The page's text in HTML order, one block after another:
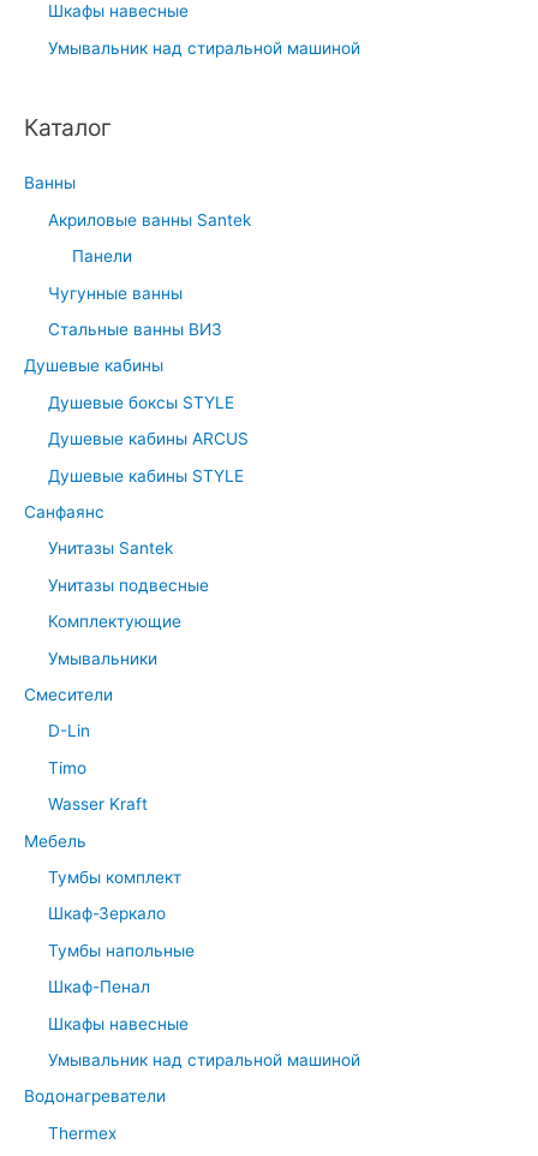
Шкафы навесные
Умывальник над стиральной машиной
Каталог
Ванны
Акриловые ванны Santek
Панели
Чугунные ванны
Стальные ванны ВИЗ
Душевые кабины
Душевые боксы STYLE
Душевые кабины ARCUS
Душевые кабины STYLE
Санфаянс
Унитазы Santek
Унитазы подвесные
Комплектующие
Умывальники
Смесители
D-Lin
Timo
Wasser Kraft
Мебель
Тумбы комплект
Шкаф-Зеркало
Тумбы напольные
Шкаф-Пенал
Шкафы навесные
Умывальник над стиральной машиной
Водонагреватели
Thermex